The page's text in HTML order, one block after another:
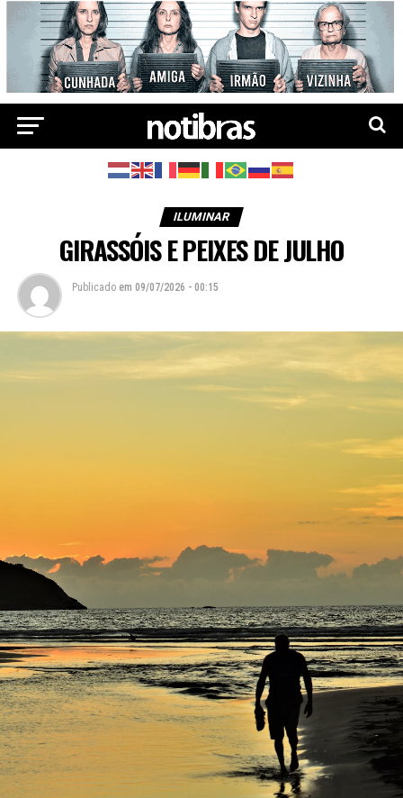
ILUMINAR
GIRASSÓIS E PEIXES DE JULHO
Publicado em 09/07/2026 - 00:15